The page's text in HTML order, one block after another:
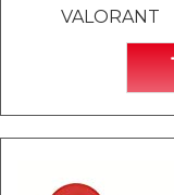
VALORANT